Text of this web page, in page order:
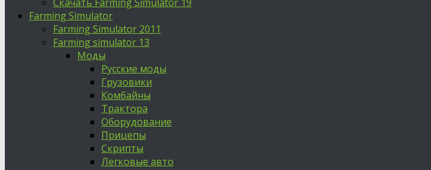
Farming Simulator
Farming Simulator 2011
Farming simulator 13
Моды
Русские моды
Грузовики
Комбайны
Трактора
Оборудование
Прицепы
Скрипты
Легковые авто